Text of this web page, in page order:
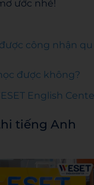
ước nhé!
công nhận qu
được không?
English
tiếng Anh